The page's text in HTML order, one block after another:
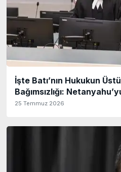
İşte Batı’nın Hukukun
Bağımsızlığı:
25 Temmuz 2026